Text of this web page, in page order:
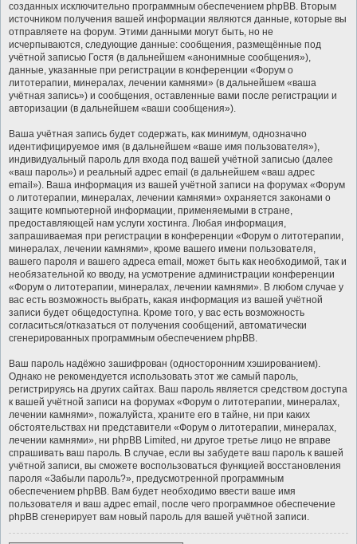
созданных исключительно программным обеспечением phpBB. Вторым
источником получения вашей информации являются данные, которые вы
отправляете на форум. Этими данными могут быть, но не
исчерпываются, следующие данные: сообщения, размещённые под
учётной записью Гостя (в дальнейшем «анонимные сообщения»),
данные, указанные при регистрации в конференции «Форум о
литотерапии, минералах, лечении камнями» (в дальнейшем «ваша
учётная запись») и сообщения, оставленные вами после регистрации и
авторизации (в дальнейшем «ваши сообщения»).
Ваша учётная запись будет содержать, как минимум, однозначно
идентифицируемое имя (в дальнейшем «ваше имя пользователя»),
индивидуальный пароль для входа под вашей учётной записью (далее
«ваш пароль») и реальный адрес email (в дальнейшем «ваш адрес
email»). Ваша информация из вашей учётной записи на форумах «Форум
о литотерапии, минералах, лечении камнями» охраняется законами о
защите компьютерной информации, применяемыми в стране,
предоставляющей нам услуги хостинга. Любая информация,
запрашиваемая при регистрации в конференции «Форум о литотерапии,
минералах, лечении камнями», кроме вашего имени пользователя,
вашего пароля и вашего адреса email, может быть как необходимой, так и
необязательной ко вводу, на усмотрение администрации конференции
«Форум о литотерапии, минералах, лечении камнями». В любом случае у
вас есть возможность выбрать, какая информация из вашей учётной
записи будет общедоступна. Кроме того, у вас есть возможность
согласиться/отказаться от получения сообщений, автоматически
сгенерированных программным обеспечением phpBB.
Ваш пароль надёжно зашифрован (односторонним хэшированием).
Однако не рекомендуется использовать этот же самый пароль,
регистрируясь на других сайтах. Ваш пароль является средством доступа
к вашей учётной записи на форумах «Форум о литотерапии, минералах,
лечении камнями», пожалуйста, храните его в тайне, ни при каких
обстоятельствах ни представители «Форум о литотерапии, минералах,
лечении камнями», ни phpBB Limited, ни другое третье лицо не вправе
спрашивать ваш пароль. В случае, если вы забудете ваш пароль к вашей
учётной записи, вы сможете воспользоваться функцией восстановления
пароля «Забыли пароль?», предусмотренной программным
обеспечением phpBB. Вам будет необходимо ввести ваше имя
пользователя и ваш адрес email, после чего программное обеспечение
phpBB сгенерирует вам новый пароль для вашей учётной записи.